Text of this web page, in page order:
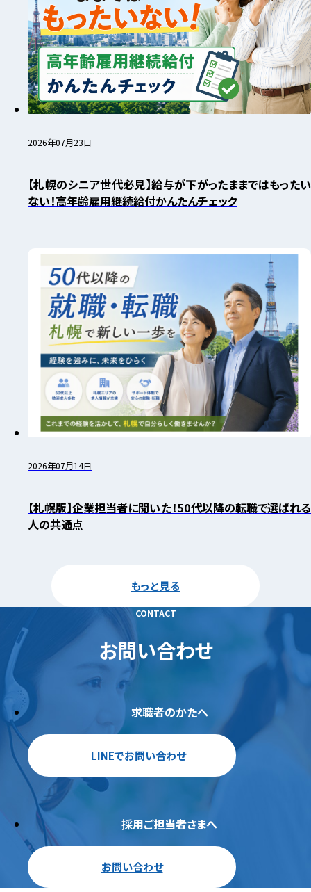
2026年07月23日
【札幌のシニア世代必見】給与が下がったままではもったい
ない！高年齢雇用継続給付かんたんチェック
2026年07月14日
【札幌版】企業担当者に聞いた！50代以降の転職で選ばれる
人の共通点
もっと見る
CONTACT
お問い合わせ
求職者のかたへ
LINEでお問い合わせ
採用ご担当者さまへ
お問い合わせ